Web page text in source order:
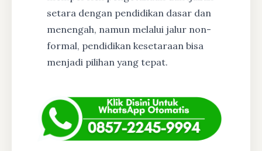
setara dengan pendidikan dasar dan
menengah, namun melalui jalur non-
formal, pendidikan kesetaraan bisa
menjadi pilihan yang tepat.